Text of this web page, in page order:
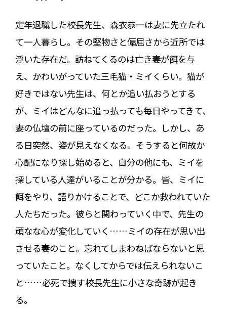
定年退職した校長先生、森衣恭一は妻に先立たれ
て一人暮らし。その堅物さと偏屈さから近所では
浮いた存在だ。訪ねてくるのは亡き妻が餌を与
え、かわいがっていた三毛猫・ミイくらい。猫が
好きではない先生は、何とか追い払おうとする
が、ミイはどんなに追っ払っても毎日やってきて、
妻の仏壇の前に座っているのだった。しかし、あ
る日突然、姿が見えなくなる。そうすると何故か
心配になり探し始めると、自分の他にも、ミイを
探している人達がいることが分かる。皆、ミイに
餌をやり、語りかけることで、どこか救われていた
人たちだった。彼らと関わっていく中で、先生の
頑なな心が変化していく……ミイの存在が思い出
させる妻のこと。忘れてしまわねばならないと思
っていたこと。なくしてからでは伝えられないこ
と……必死で捜す校長先生に小さな奇跡が起き
る。